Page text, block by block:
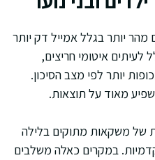
יותר בגלל אמייל דק יותר
לעיתים איטומי חריצים,
יותר לפי מצב הסיכון.
מאוד על תוצאות.
של משקאות מתוקים בלילה
קדמיות. במקרים כאלה משלבים